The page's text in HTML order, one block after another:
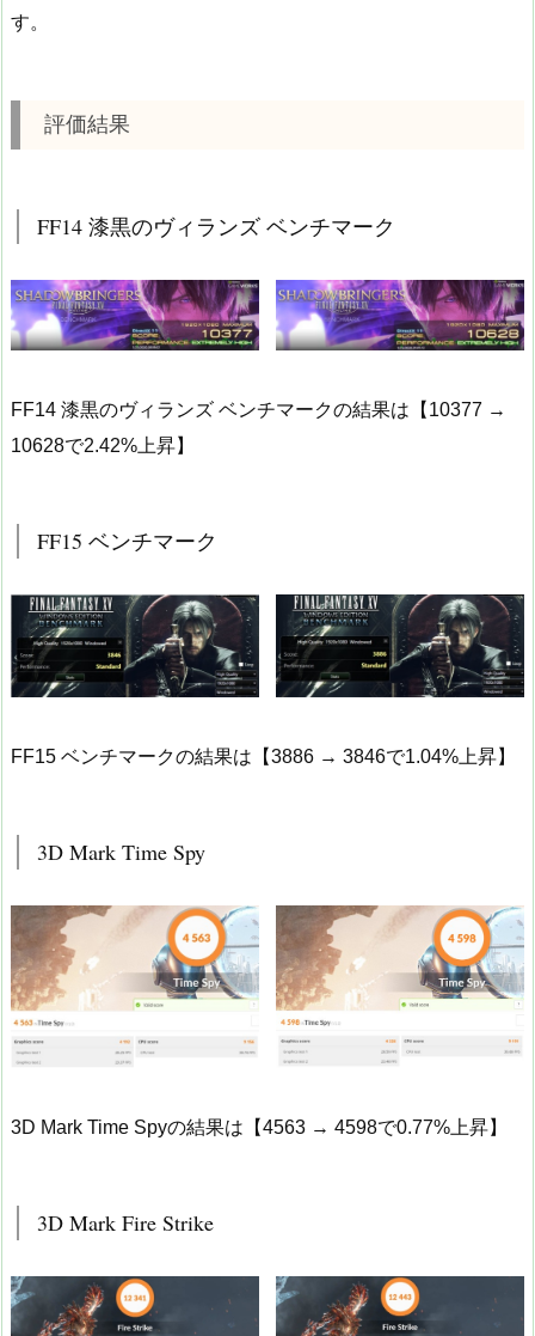
す。
評価結果
FF14 漆黒のヴィランズ ベンチマーク
FF14 漆黒のヴィランズ ベンチマークの結果は【10377 →
10628で2.42%上昇】
FF15 ベンチマーク
FF15 ベンチマークの結果は【3886 → 3846で1.04%上昇】
3D Mark Time Spy
3D Mark Time Spyの結果は【4563 → 4598で0.77%上昇】
3D Mark Fire Strike